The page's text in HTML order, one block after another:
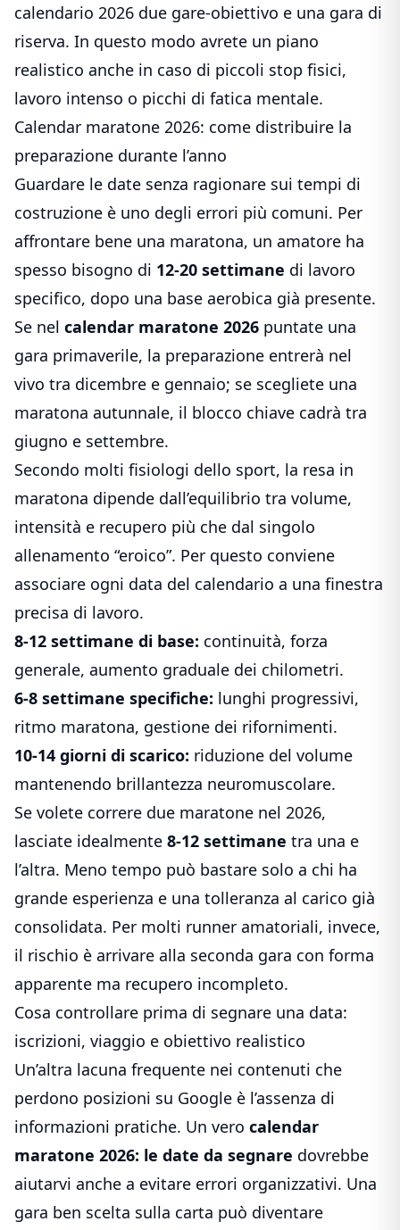
calendario 2026 due gare-obiettivo e una gara di
riserva. In questo modo avrete un piano
realistico anche in caso di piccoli stop fisici,
lavoro intenso o picchi di fatica mentale.
Calendar maratone 2026: come distribuire la
preparazione durante l’anno
Guardare le date senza ragionare sui tempi di
costruzione è uno degli errori più comuni. Per
affrontare bene una maratona, un amatore ha
spesso bisogno di 12-20 settimane di lavoro
specifico, dopo una base aerobica già presente.
Se nel calendar maratone 2026 puntate una
gara primaverile, la preparazione entrerà nel
vivo tra dicembre e gennaio; se scegliete una
maratona autunnale, il blocco chiave cadrà tra
giugno e settembre.
Secondo molti fisiologi dello sport, la resa in
maratona dipende dall’equilibrio tra volume,
intensità e recupero più che dal singolo
allenamento “eroico”. Per questo conviene
associare ogni data del calendario a una finestra
precisa di lavoro.
8-12 settimane di base: continuità, forza
generale, aumento graduale dei chilometri.
6-8 settimane specifiche: lunghi progressivi,
ritmo maratona, gestione dei rifornimenti.
10-14 giorni di scarico: riduzione del volume
mantenendo brillantezza neuromuscolare.
Se volete correre due maratone nel 2026,
lasciate idealmente 8-12 settimane tra una e
l’altra. Meno tempo può bastare solo a chi ha
grande esperienza e una tolleranza al carico già
consolidata. Per molti runner amatoriali, invece,
il rischio è arrivare alla seconda gara con forma
apparente ma recupero incompleto.
Cosa controllare prima di segnare una data:
iscrizioni, viaggio e obiettivo realistico
Un’altra lacuna frequente nei contenuti che
perdono posizioni su Google è l’assenza di
informazioni pratiche. Un vero calendar
maratone 2026: le date da segnare dovrebbe
aiutarvi anche a evitare errori organizzativi. Una
gara ben scelta sulla carta può diventare